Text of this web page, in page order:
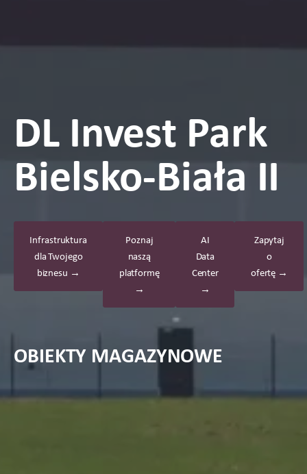
DL Invest Park
Bielsko-Biała II
Infrastruktura
dla Twojego
biznesu →
Poznaj
naszą
platformę
→
AI
Data
Center
→
Zapytaj
o
ofertę →
OBIEKTY MAGAZYNOWE